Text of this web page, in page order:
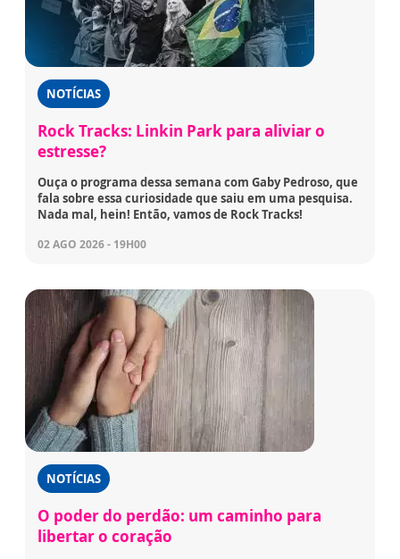
NOTÍCIAS
Rock Tracks: Linkin Park para aliviar o
estresse?
Ouça o programa dessa semana com Gaby Pedroso, que
fala sobre essa curiosidade que saiu em uma pesquisa.
Nada mal, hein! Então, vamos de Rock Tracks!
02 AGO 2026 - 19H00
NOTÍCIAS
O poder do perdão: um caminho para
libertar o coração